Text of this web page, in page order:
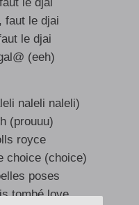
faut le djai
le djai
(eeh)
naleli naleli)
(prouuu)
royce
choice (choice)
poses
tombé love